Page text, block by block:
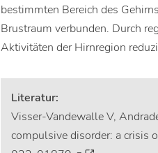
bestimmten Bereich des
Brustraum verbunden. Durch
Aktivitäten der Hirnregion
Literatur:
Visser-Vandewalle V,
compulsive disorder: a crisis